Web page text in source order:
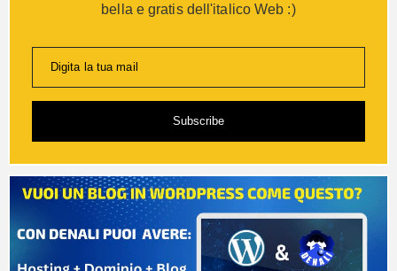
bella e gratis dell'italico Web :)
Digita la tua mail
Subscribe